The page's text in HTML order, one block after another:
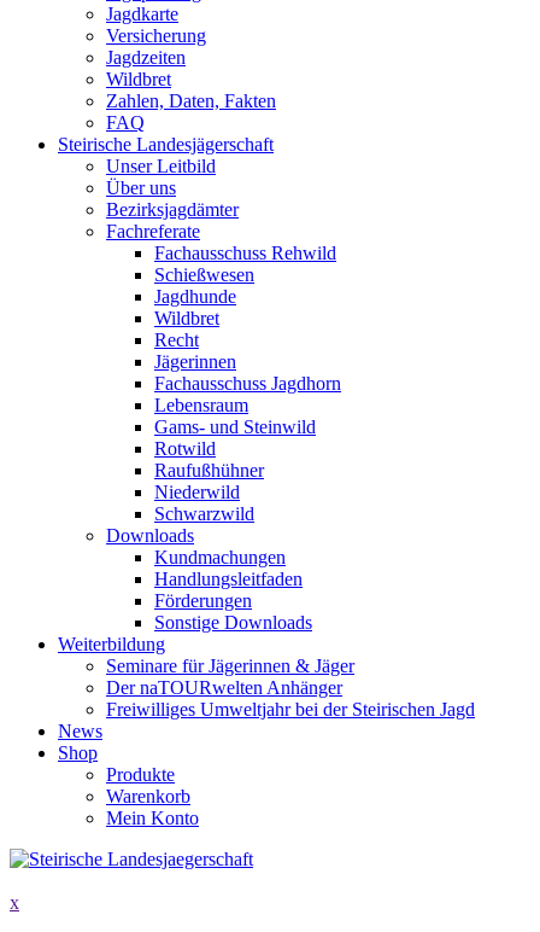
Jagdkarte
Versicherung
Jagdzeiten
Wildbret
Zahlen, Daten, Fakten
FAQ
Steirische Landesjägerschaft
Unser Leitbild
Über uns
Bezirksjagdämter
Fachreferate
Fachausschuss Rehwild
Schießwesen
Jagdhunde
Wildbret
Recht
Jägerinnen
Fachausschuss Jagdhorn
Lebensraum
Gams- und Steinwild
Rotwild
Raufußhühner
Niederwild
Schwarzwild
Downloads
Kundmachungen
Handlungsleitfaden
Förderungen
Sonstige Downloads
Weiterbildung
Seminare für Jägerinnen & Jäger
Der naTOURwelten Anhänger
Freiwilliges Umweltjahr bei der Steirischen Jagd
News
Shop
Produkte
Warenkorb
Mein Konto
x